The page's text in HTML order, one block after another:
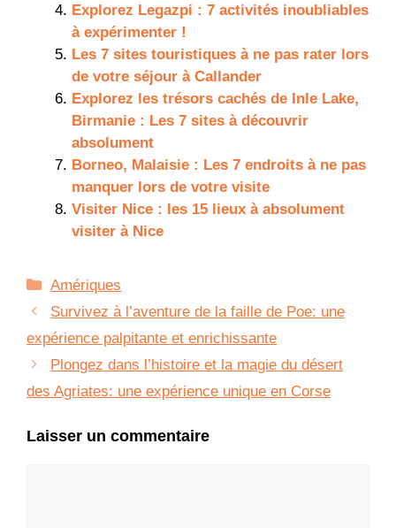
Explorez Legazpi : 7 activités inoubliables
à expérimenter !
Les 7 sites touristiques à ne pas rater lors
de votre séjour à Callander
Explorez les trésors cachés de Inle Lake,
Birmanie : Les 7 sites à découvrir
absolument
Borneo, Malaisie : Les 7 endroits à ne pas
manquer lors de votre visite
Visiter Nice : les 15 lieux à absolument
visiter à Nice
Catégories
Amériques
Survivez à l’aventure de la faille de Poe: une
expérience palpitante et enrichissante
Plongez dans l’histoire et la magie du désert
des Agriates: une expérience unique en Corse
Laisser un commentaire